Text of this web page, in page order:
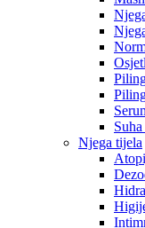
Njega tijela